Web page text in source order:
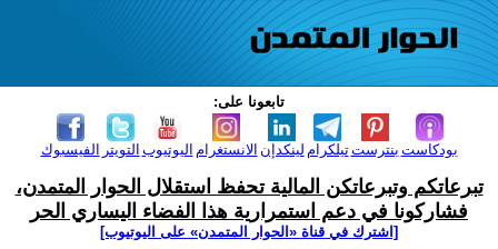
تابعونا على:
الفيسبوك التويتر اليوتيوب الانستغرام لينكدإن تيلكرامبنترست بودكاست
تبرعاتكم وتبرعاتكن المالية تحفظ استقلال الحوار المتمدن،
فشاركونا في دعم استمرارية هذا الفضاء اليساري الحر
[اشترك في قناة ‫«الحوار المتمدن» على اليوتيوب]